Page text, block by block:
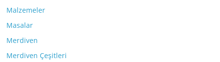
Malzemeler
Masalar
Merdiven
Merdiven Çeşitleri